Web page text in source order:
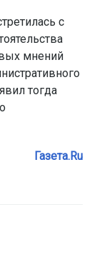
с
мнений
тогда
Газета.Ru